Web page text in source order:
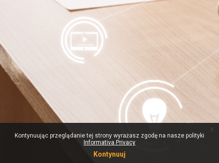
Kontynuując przeglądanie tej strony wyrażasz zgodę na nasze polityki
Informativa Privacy
Kontynuuj
x